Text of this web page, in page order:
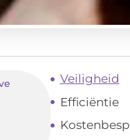
Veiligheid
Efficiëntie